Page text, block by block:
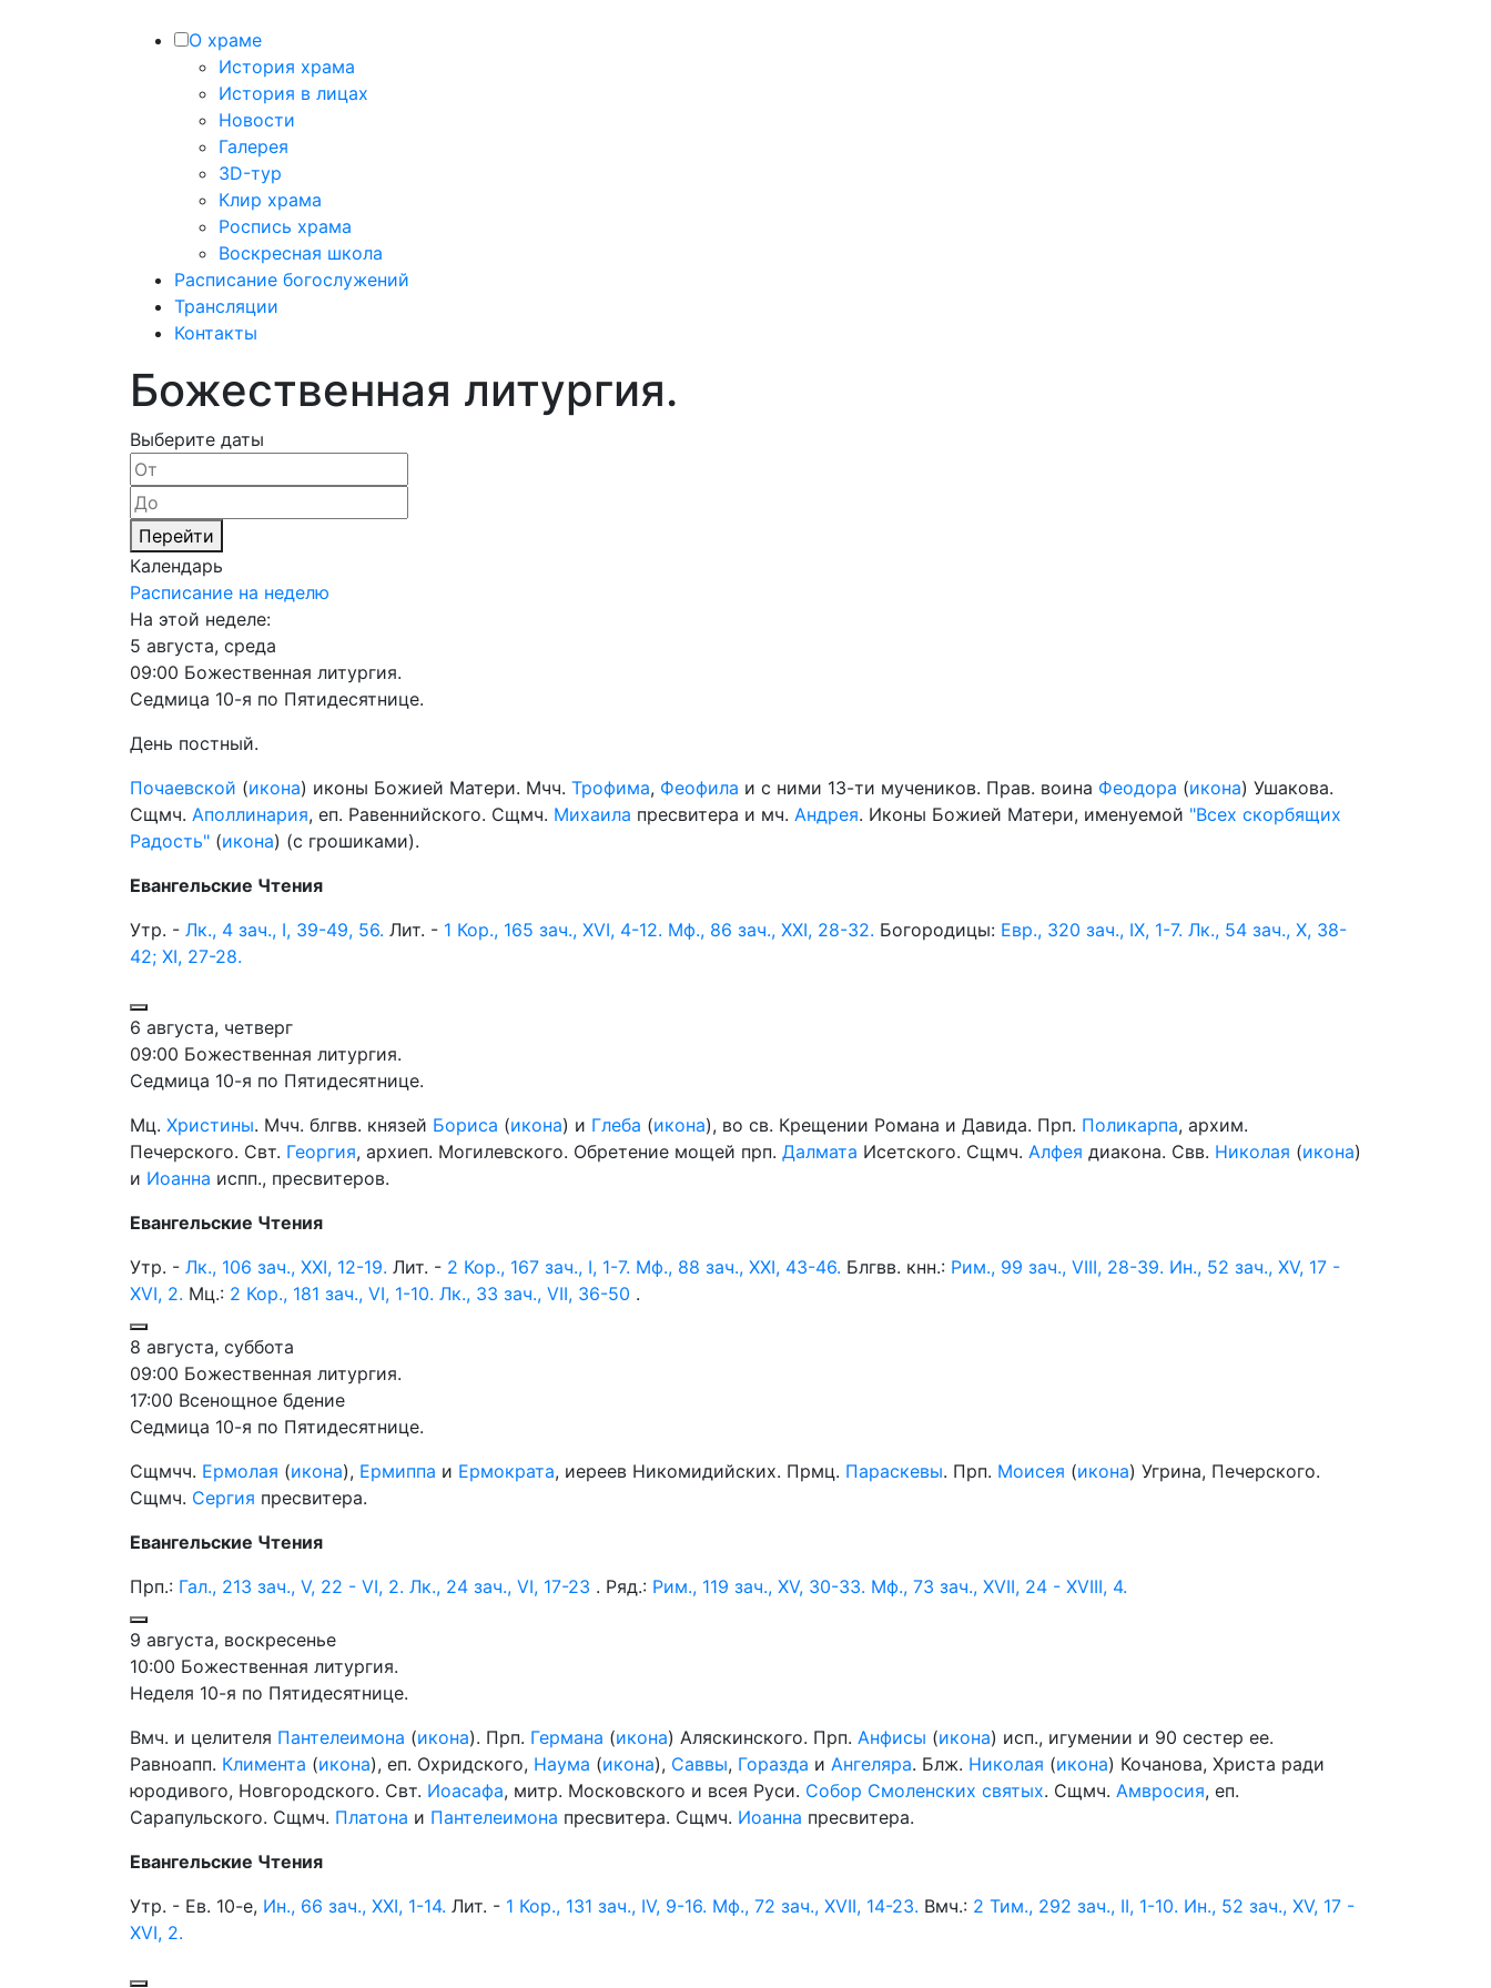
О храме
История храма
История в лицах
Новости
Галерея
3D-тур
Клир храма
Роспись храма
Воскресная школа
Расписание богослужений
Трансляции
Контакты
Божественная литургия.
Выберите даты
Перейти
Календарь
Расписание на неделю
На этой неделе:
5 августа, среда
09:00 Божественная литургия.
Седмица 10-я по Пятидесятнице.
День постный.
Почаевской (икона) иконы Божией Матери. Мчч. Трофима, Феофила и с ними 13-ти мучеников. Прав. воина Феодора (икона) Ушакова.
Сщмч. Аполлинария, еп. Равеннийского. Сщмч. Михаила пресвитера и мч. Андрея. Иконы Божией Матери, именуемой "Всех скорбящих
Радость" (икона) (с грошиками).
Евангельские Чтения
Утр. - Лк., 4 зач., I, 39-49, 56. Лит. - 1 Кор., 165 зач., XVI, 4-12. Мф., 86 зач., XXI, 28-32. Богородицы: Евр., 320 зач., IX, 1-7. Лк., 54 зач., X, 38-
42; XI, 27-28.
6 августа, четверг
09:00 Божественная литургия.
Седмица 10-я по Пятидесятнице.
Мц. Христины. Мчч. блгвв. князей Бориса (икона) и Глеба (икона), во св. Крещении Романа и Давида. Прп. Поликарпа, архим.
Печерского. Свт. Георгия, архиеп. Могилевского. Обретение мощей прп. Далмата Исетского. Сщмч. Алфея диакона. Свв. Николая (икона)
и Иоанна испп., пресвитеров.
Евангельские Чтения
Утр. - Лк., 106 зач., XXI, 12-19. Лит. - 2 Кор., 167 зач., I, 1-7. Мф., 88 зач., XXI, 43-46. Блгвв. кнн.: Рим., 99 зач., VIII, 28-39. Ин., 52 зач., XV, 17 -
XVI, 2. Мц.: 2 Кор., 181 зач., VI, 1-10. Лк., 33 зач., VII, 36-50 .
8 августа, суббота
09:00 Божественная литургия.
17:00 Всенощное бдение
Седмица 10-я по Пятидесятнице.
Сщмчч. Ермолая (икона), Ермиппа и Ермократа, иереев Никомидийских. Прмц. Параскевы. Прп. Моисея (икона) Угрина, Печерского.
Сщмч. Сергия пресвитера.
Евангельские Чтения
Прп.: Гал., 213 зач., V, 22 - VI, 2. Лк., 24 зач., VI, 17-23 . Ряд.: Рим., 119 зач., XV, 30-33. Мф., 73 зач., XVII, 24 - XVIII, 4.
9 августа, воскресенье
10:00 Божественная литургия.
Неделя 10-я по Пятидесятнице.
Вмч. и целителя Пантелеимона (икона). Прп. Германа (икона) Аляскинского. Прп. Анфисы (икона) исп., игумении и 90 сестер ее.
Равноапп. Климента (икона), еп. Охридского, Наума (икона), Саввы, Горазда и Ангеляра. Блж. Николая (икона) Кочанова, Христа ради
юродивого, Новгородского. Свт. Иоасафа, митр. Московского и всея Руси. Собор Смоленских святых. Сщмч. Амвросия, еп.
Сарапульского. Сщмч. Платона и Пантелеимона пресвитера. Сщмч. Иоанна пресвитера.
Евангельские Чтения
Утр. - Ев. 10-е, Ин., 66 зач., XXI, 1-14. Лит. - 1 Кор., 131 зач., IV, 9-16. Мф., 72 зач., XVII, 14-23. Вмч.: 2 Тим., 292 зач., II, 1-10. Ин., 52 зач., XV, 17 -
XVI, 2.